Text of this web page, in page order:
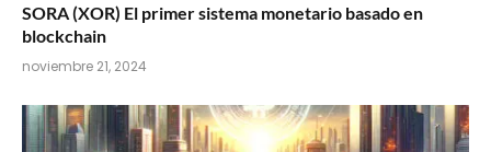
SORA (XOR) El primer sistema monetario basado en
blockchain
noviembre 21, 2024